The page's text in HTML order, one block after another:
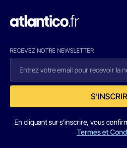
RECEVEZ NOTRE NEWSLETTER
En cliquant sur s'inscrire, vous
Termes et